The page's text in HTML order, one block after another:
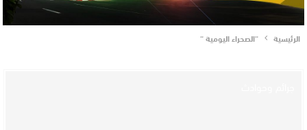
الرئيسية “الصحراء اليومية “